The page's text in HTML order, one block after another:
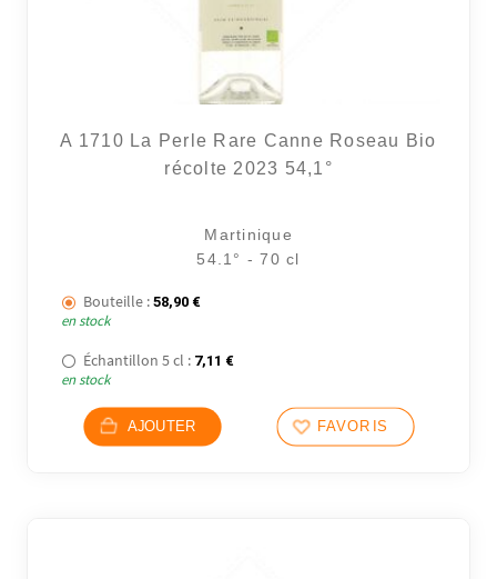
A 1710 La Perle Rare Canne Roseau Bio
récolte 2023 54,1°
Martinique
54.1° - 70 cl
Bouteille : 58,90 €
en stock
Échantillon 5 cl : 7,11 €
en stock
AJOUTER FAVORIS